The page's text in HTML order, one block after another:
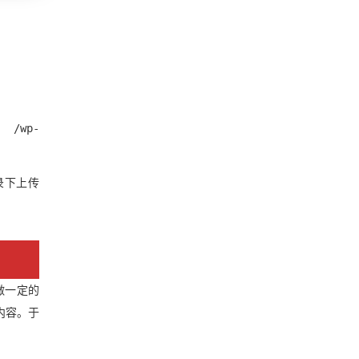
上传
一定的
容。于